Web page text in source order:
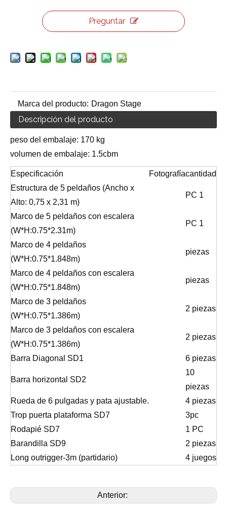
Preguntar
Marca del producto: Dragon Stage
Descripción del producto
peso del embalaje: 170 kg
volumen de embalaje: 1.5cbm
Especificación Fotografíacantidad
Estructura de 5 peldaños (Ancho x
Alto: 0,75 x 2,31 m)
PC 1
Marco de 5 peldaños con escalera
(W*H:0.75*2.31m)
PC 1
Marco de 4 peldaños
(W*H:0.75*1.848m)
piezas
Marco de 4 peldaños con escalera
(W*H:0.75*1.848m)
piezas
Marco de 3 peldaños
(W*H:0.75*1.386m)
2 piezas
Marco de 3 peldaños con escalera
(W*H:0.75*1.386m)
2 piezas
Barra Diagonal SD1 6 piezas
Barra horizontal SD2
10
piezas
Rueda de 6 pulgadas y pata ajustable.
4 piezas
Trop puerta plataforma SD7
3pc
Rodapié SD7
1 PC
Barandilla SD9
2 piezas
Long outrigger-3m (partidario)
4 juegos
Anterior: